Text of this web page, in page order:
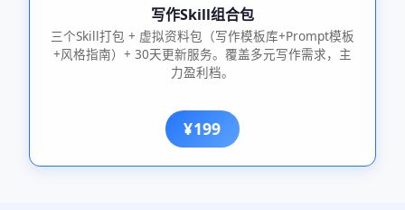
写作Skill组合包
三个Skill打包 + 虚拟资料包（写作模板库+Prompt模板
+风格指南）+ 30天更新服务。覆盖多元写作需求，主
力盈利档。
¥199